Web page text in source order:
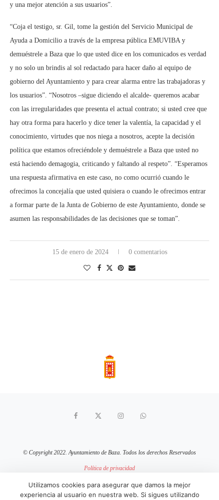
y una mejor atención a sus usuarios”.
“Coja el testigo, sr. Gil, tome la gestión del Servicio Municipal de
Ayuda a Domicilio a través de la empresa pública EMUVIBA y
demuéstrele a Baza que lo que usted dice en los comunicados es verdad
y no solo un brindis al sol redactado para hacer daño al equipo de
gobierno del Ayuntamiento y para crear alarma entre las trabajadoras y
los usuarios”. “Nosotros –sigue diciendo el alcalde- queremos acabar
con las irregularidades que presenta el actual contrato; si usted cree que
hay otra forma para hacerlo y dice tener la valentía, la capacidad y el
conocimiento, virtudes que nos niega a nosotros, acepte la decisión
política que estamos ofreciéndole y demuéstrele a Baza que usted no
está haciendo demagogia, criticando y faltando al respeto”. “Esperamos
una respuesta afirmativa en este caso, no como ocurrió cuando le
ofrecimos la concejalía que usted quisiera o cuando le ofrecimos entrar
a formar parte de la Junta de Gobierno de este Ayuntamiento, donde se
asumen las responsabilidades de las decisiones que se toman”.
15 de enero de 2024 0 comentarios
© Copyright 2022. Ayuntamiento de Baza. Todos los derechos Reservados
Política de privacidad
Política de cookies
Utilizamos cookies para asegurar que damos la mejor
experiencia al usuario en nuestra web. Si sigues utilizando